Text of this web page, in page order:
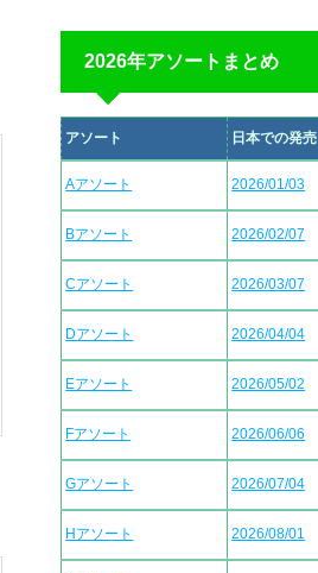
2026年アソートまとめ
アソート 日本での発売
Aアソート 2026/01/03
Bアソート 2026/02/07
Cアソート 2026/03/07
Dアソート 2026/04/04
Eアソート 2026/05/02
Fアソート 2026/06/06
Gアソート 2026/07/04
Hアソート 2026/08/01